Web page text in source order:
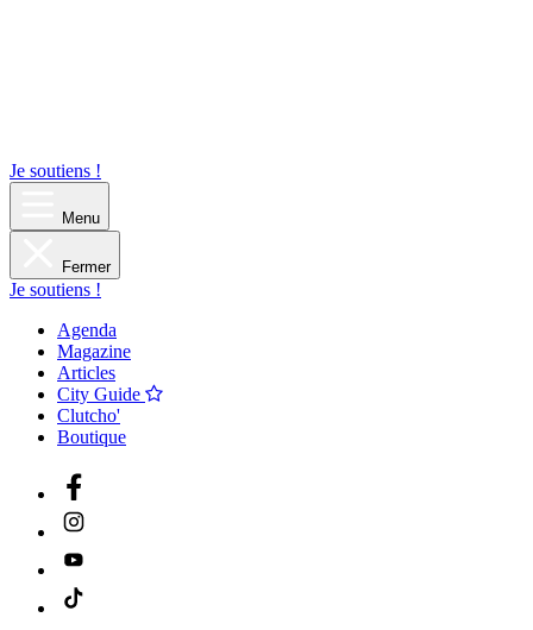
Je soutiens !
Menu
Fermer
Je soutiens !
Agenda
Magazine
Articles
City Guide
Clutcho'
Boutique